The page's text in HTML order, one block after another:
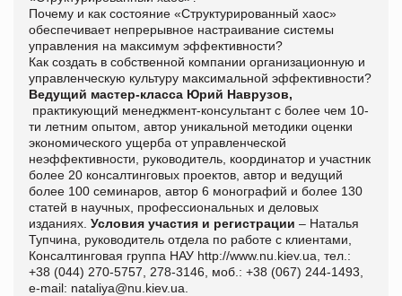
Почему и как состояние «Структурированный хаос»
обеспечивает непрерывное настраивание системы
управления на максимум эффективности?
Как создать в собственной компании организационную и
управленческую культуру максимальной эффективности?
Ведущий мастер-класса Юрий Наврузов,
практикующий менеджмент-консультант с более чем 10-
ти летним опытом, автор уникальной методики оценки
экономического ущерба от управленческой
неэффективности, руководитель, координатор и участник
более 20 консалтинговых проектов, автор и ведущий
более 100 семинаров, автор 6 монографий и более 130
статей в научных, профессиональных и деловых
изданиях. Условия участия и регистрации – Наталья
Тупчина, руководитель отдела по работе с клиентами,
Консалтинговая группа НАУ http://www.nu.kiev.ua, тел.:
+38 (044) 270-5757, 278-3146, моб.: +38 (067) 244-1493,
e-mail: nataliya@nu.kiev.ua.